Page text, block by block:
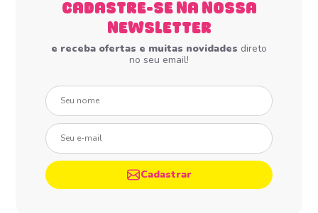
CADASTRE-SE NA NOSSA
NEWSLETTER
e receba ofertas e muitas novidades direto
no seu email!
Seu nome
Seu e-mail
Cadastrar